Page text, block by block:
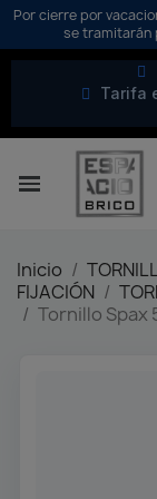
Por cierre por
se tramitarán
Tarifa
Inicio
FIJACIÓN
Tornillo Spax